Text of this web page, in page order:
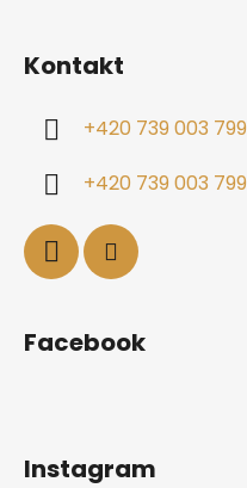
Kontakt
+420 739 003 799
+420 739 003 799
Facebook
Instagram